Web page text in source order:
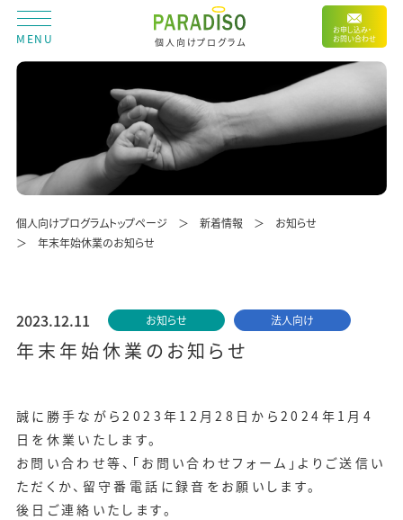
MENU 個人向けプログラム
お申し込み・
お問い合わせ
個人向けプログラムトップページ 新着情報
お知らせ
年末年始休業のお知らせ
2023.12.11 お知らせ 法人向け
年末年始休業のお知らせ
誠に勝手ながら2023年12月28日から2024年1月4
日を休業いたします。
お問い合わせ等、 「お問い合わせフォーム」よりご送信い
ただくか、留守番電話に録音をお願いします。
後日ご連絡いたします。